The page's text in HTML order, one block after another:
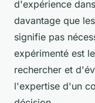
d'expérience
davantage que
signifie pas
expérimenté est
rechercher et
l'expertise d'un